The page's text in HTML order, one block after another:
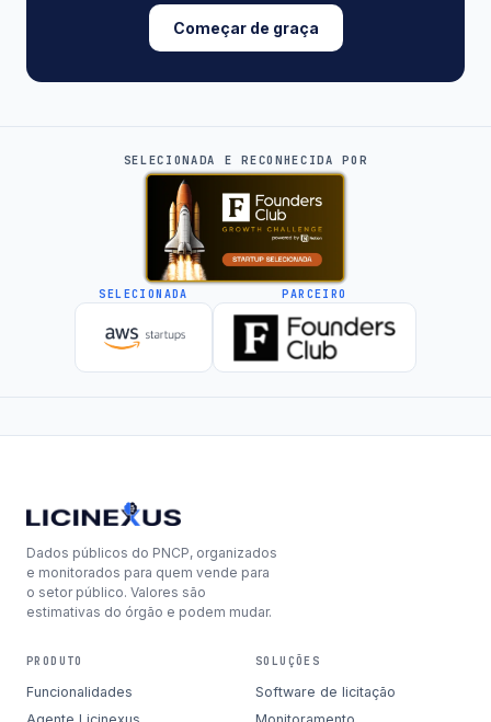
Começar de graça
SELECIONADA E RECONHECIDA POR
SELECIONADA PARCEIRO
Dados públicos do PNCP, organizados
e monitorados para quem vende para
o setor público. Valores são
estimativas do órgão e podem mudar.
PRODUTO
Funcionalidades
SOLUÇÕES
Software de licitação